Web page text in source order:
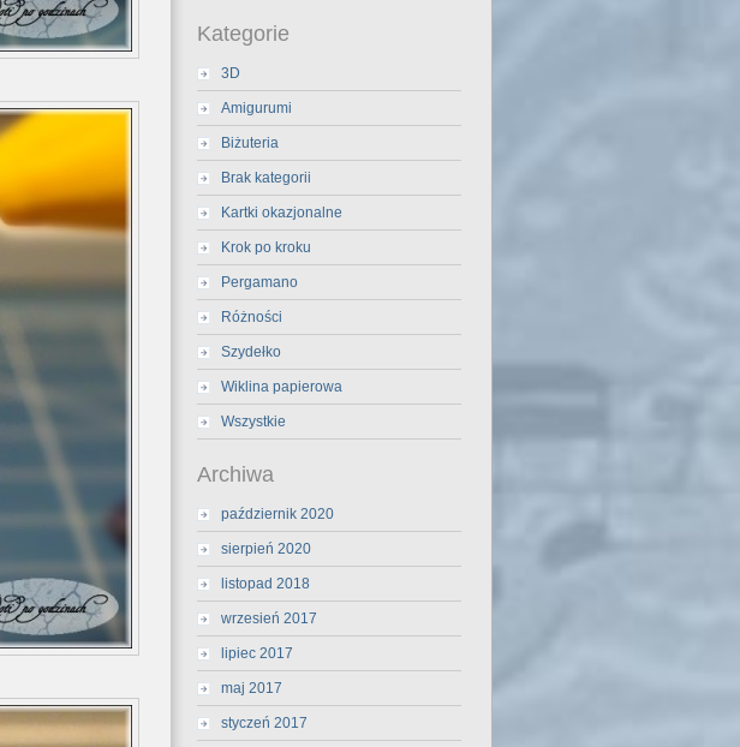
Kategorie
3D
Amigurumi
Biżuteria
Brak kategorii
Kartki okazjonalne
Krok po kroku
Pergamano
Różności
Szydełko
Wiklina papierowa
Wszystkie
Archiwa
październik 2020
sierpień 2020
listopad 2018
wrzesień 2017
lipiec 2017
maj 2017
styczeń 2017